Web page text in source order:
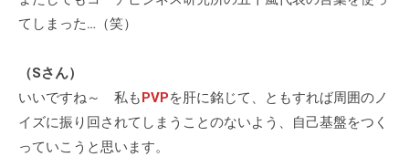
てしまった…（笑）
（Sさん）
いいですね～ 私もPVPを肝に銘じて、ともすれば周囲のノ
イズに振り回されてしまうことのないよう、自己基盤をつく
っていこうと思います。